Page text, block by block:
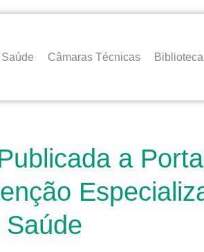
Câmaras Técnicas Biblioteca
a